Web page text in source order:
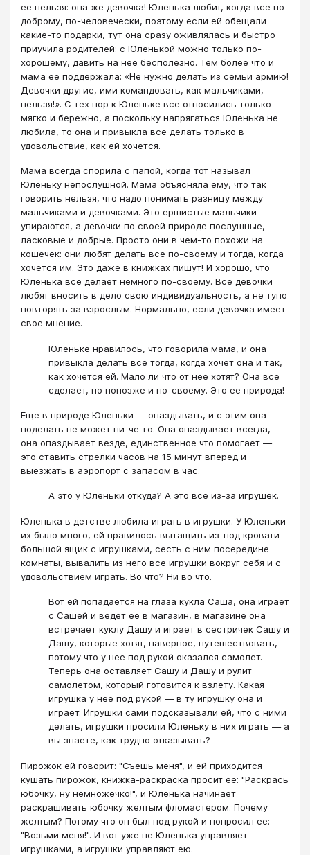
ее нельзя: она же девочка! Юленька любит, когда все по-
доброму, по-человечески, поэтому если ей обещали
какие-то подарки, тут она сразу оживлялась и быстро
приучила родителей: с Юленькой можно только по-
хорошему, давить на нее бесполезно. Тем более что и
мама ее поддержала: «Не нужно делать из семьи армию!
Девочки другие, ими командовать, как мальчиками,
нельзя!». С тех пор к Юленьке все относились только
мягко и бережно, а поскольку напрягаться Юленька не
любила, то она и привыкла все делать только в
удовольствие, как ей хочется.
Мама всегда спорила с папой, когда тот называл
Юленьку непослушной. Мама объясняла ему, что так
говорить нельзя, что надо понимать разницу между
мальчиками и девочками. Это ершистые мальчики
упираются, а девочки по своей природе послушные,
ласковые и добрые. Просто они в чем-то похожи на
кошечек: они любят делать все по-своему и тогда, когда
хочется им. Это даже в книжках пишут! И хорошо, что
Юленька все делает немного по-своему. Все девочки
любят вносить в дело свою индивидуальность, а не тупо
повторять за взрослым. Нормально, если девочка имеет
свое мнение.
Юленьке нравилось, что говорила мама, и она
привыкла делать все тогда, когда хочет она и так,
как хочется ей. Мало ли что от нее хотят? Она все
сделает, но попозже и по-своему. Это ее природа!
Еще в природе Юленьки ― опаздывать, и с этим она
поделать не может ни-че-го. Она опаздывает всегда,
она опаздывает везде, единственное что помогает ―
это ставить стрелки часов на 15 минут вперед и
выезжать в аэропорт с запасом в час.
А это у Юленьки откуда? А это все из-за игрушек.
Юленька в детстве любила играть в игрушки. У Юленьки
их было много, ей нравилось вытащить из-под кровати
большой ящик с игрушками, сесть с ним посередине
комнаты, вывалить из него все игрушки вокруг себя и с
удовольствием играть. Во что? Ни во что.
Вот ей попадается на глаза кукла Саша, она играет
с Сашей и ведет ее в магазин, в магазине она
встречает куклу Дашу и играет в сестричек Сашу и
Дашу, которые хотят, наверное, путешествовать,
потому что у нее под рукой оказался самолет.
Теперь она оставляет Сашу и Дашу и рулит
самолетом, который готовится к взлету. Какая
игрушка у нее под рукой ― в ту игрушку она и
играет. Игрушки сами подсказывали ей, что с ними
делать, игрушки просили Юленьку в них играть ― а
вы знаете, как трудно отказывать?
Пирожок ей говорит: "Съешь меня", и ей приходится
кушать пирожок, книжка-раскраска просит ее: "Раскрась
юбочку, ну немножечко!", и Юленька начинает
раскрашивать юбочку желтым фломастером. Почему
желтым? Потому что он был под рукой и попросил ее:
"Возьми меня!". И вот уже не Юленька управляет
игрушками, а игрушки управляют ею.